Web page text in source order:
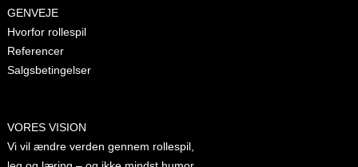
GENVEJE
Hvorfor rollespil
Referencer
Salgsbetingelser
VORES VISION
Vi vil ændre verden gennem rollespil,